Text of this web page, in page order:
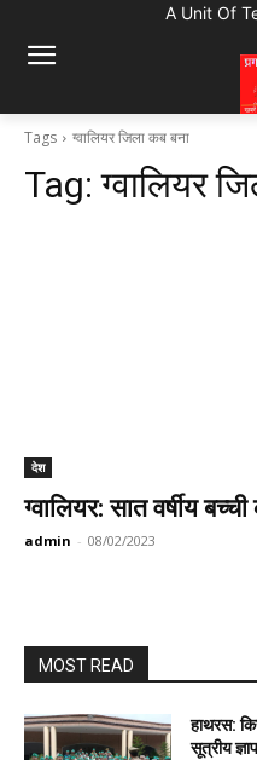
A Unit Of
Tags ग्वालियर जिला कब बना
Tag:ग्वालियर
देश
ग्वालियर: सात वर्षीय
admin - 08/02/2023
MOST READ
हाथरस:
सूत्रीय